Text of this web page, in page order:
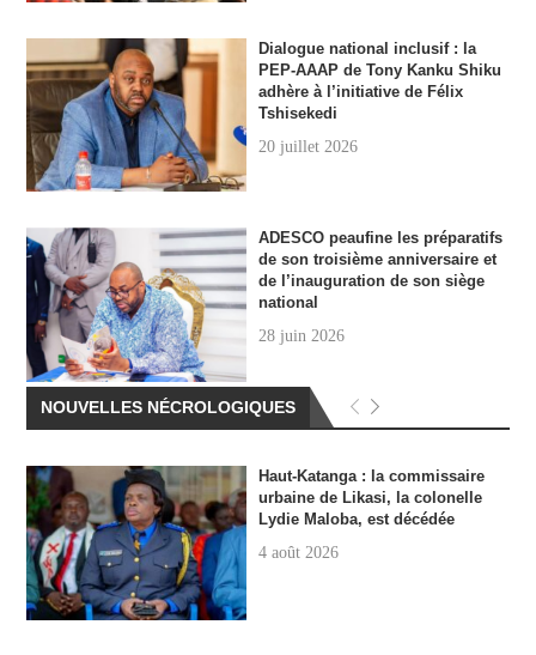
Dialogue national inclusif : la
PEP-AAAP de Tony Kanku Shiku
adhère à l’initiative de Félix
Tshisekedi
20 juillet 2026
ADESCO peaufine les préparatifs
de son troisième anniversaire et
de l’inauguration de son siège
national
28 juin 2026
NOUVELLES NÉCROLOGIQUES
Haut-Katanga : la commissaire
urbaine de Likasi, la colonelle
Lydie Maloba, est décédée
4 août 2026